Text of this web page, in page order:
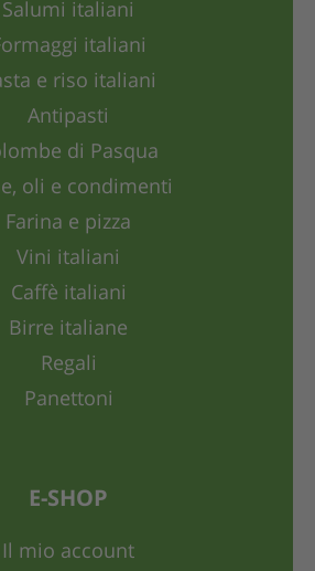
Salumi italiani
italiani
e riso italiani
Antipasti
di Pasqua
oli e condimenti
Farina e pizza
Vini italiani
Caffè italiani
Birre italiane
Regali
Panettoni
E-SHOP
Il mio account